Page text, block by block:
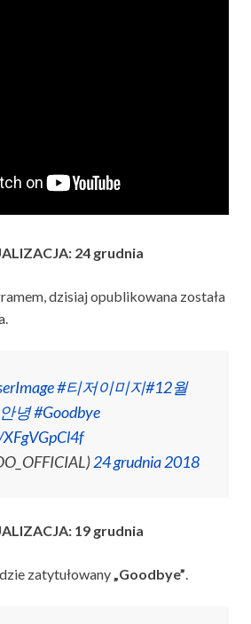
24 grudnia
dzisiaj opublikowana została
#티저이미지#12월
녕#Goodbye
24 grudnia 2018
19 grudnia
zatytułowany„Goodbye”.